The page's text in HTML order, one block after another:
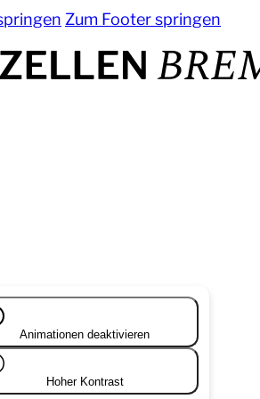
Zum Footer springen
Animationen deaktivieren
Hoher Kontrast